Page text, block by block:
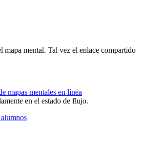
mapa mental. Tal vez el enlace compartido
mapas mentales en línea
en el estado de flujo.